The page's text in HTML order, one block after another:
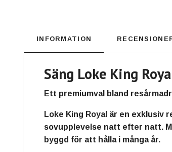
INFORMATION
Säng Loke King
Ett premiumval bland
Loke King Royal är en exklusiv
sovupplevelse natt efter natt.
byggd för att hålla i många år.